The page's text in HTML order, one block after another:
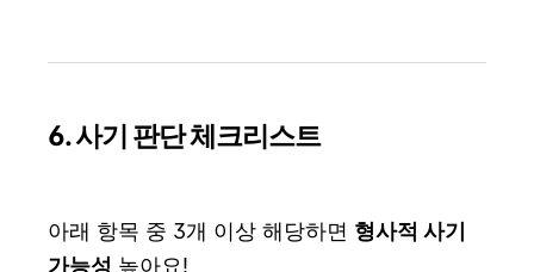
6. 사기 판단 체크리스트
아래 항목 중 3개 이상 해당하면 형사적 사기
가능성 높아요!